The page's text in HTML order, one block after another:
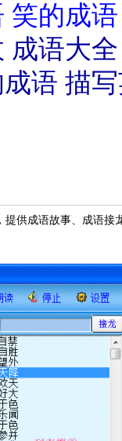
笑的成语
成语大全
语 描
提供成语故事、成语接